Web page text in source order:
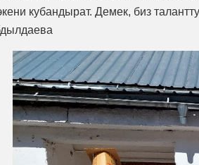
кубандырат. Демек, биз